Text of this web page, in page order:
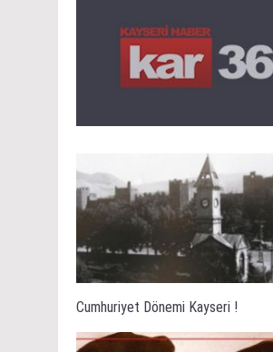
Cumhuriyet Dönemi Kayseri !